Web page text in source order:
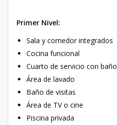
Primer Nivel:
Sala y comedor integrados
Cocina funcional
Cuarto de servicio con baño
Área de lavado
Baño de visitas
Área de TV o cine
Piscina privada